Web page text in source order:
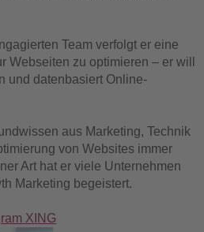
Team verfolgt er eine
Webseiten zu optimieren – er will
und datenbasiert Online-
aus Marketing, Technik
von Websites immer
Art hat er viele Unternehmen
Marketing begeistert.
XING